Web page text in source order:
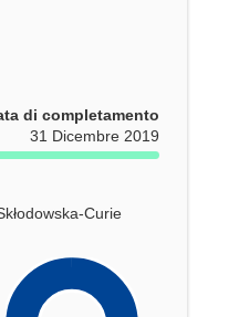
di completamento
31 Dicembre 2019
Curie